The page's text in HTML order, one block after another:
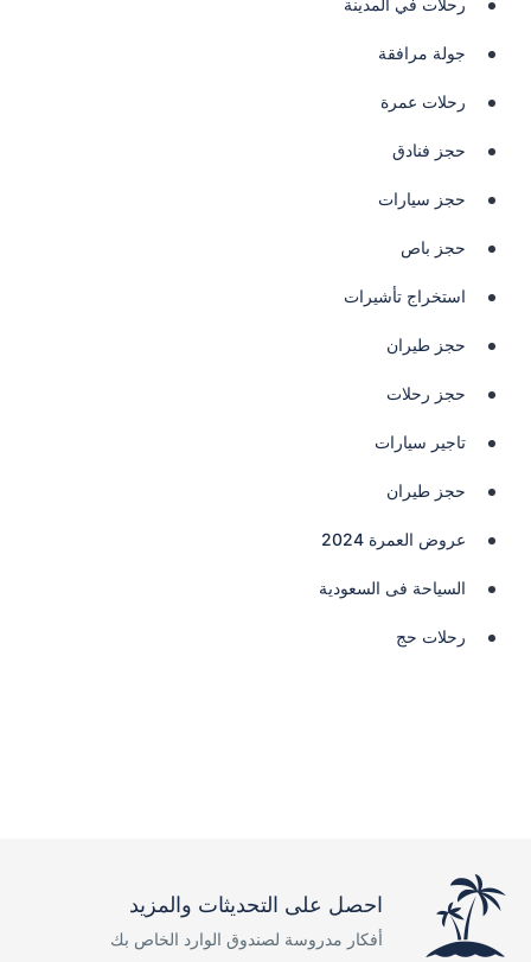
جولة مرافقة
رحلات عمرة
حجز فنادق
حجز سيارات
حجز باص
استخراج تأشيرات
حجز طيران
حجز رحلات
تاجير سيارات
حجز طيران
عروض العمرة 2024
السياحة فى السعودية
رحلات حج
احصل على التحديثات والمزيد
أفكار مدروسة لصندوق الوارد الخاص بك